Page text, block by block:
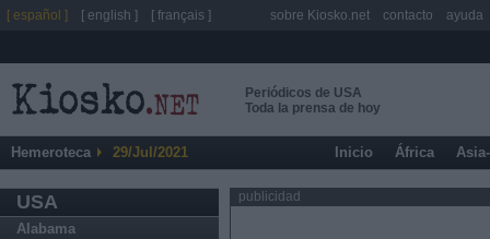
Periódicos de USA
Toda la prensa de hoy
Hemeroteca 29/Jul/2021 Inicio África
USA
Alabama
publicidad
[ español ] [ english ] [ français ] sobre Kiosko.net contacto ayuda